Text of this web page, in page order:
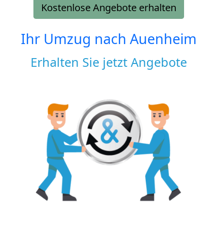
Kostenlose Angebote erhalten
Ihr Umzug nach Auenheim
Erhalten Sie jetzt Angebote